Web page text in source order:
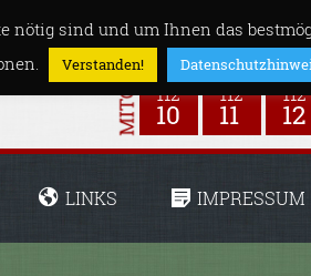
LINKS IMPRESSUM
sind und um Ihnen das
Verstanden!